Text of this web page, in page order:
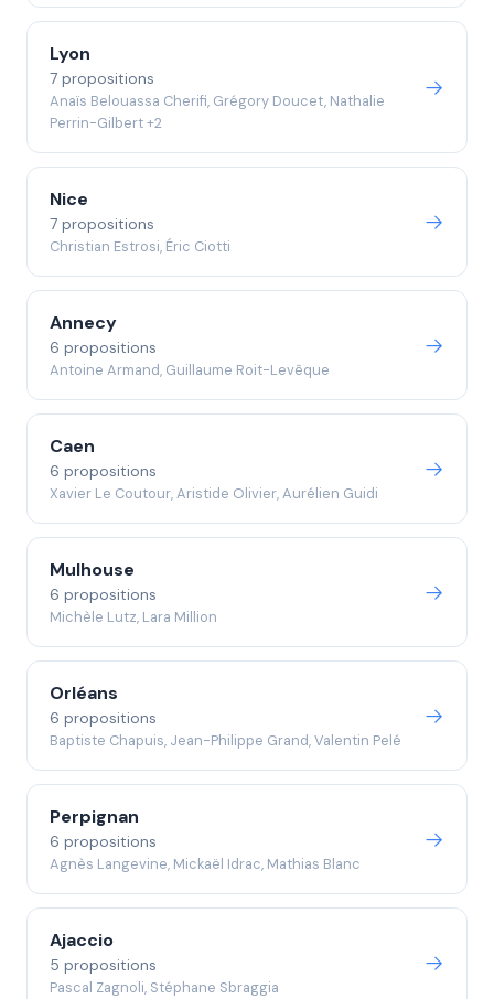
Lyon
7 propositions
Anaïs Belouassa Cherifi, Grégory Doucet, Nathalie
Perrin-Gilbert +2
Nice
7 propositions
Christian Estrosi, Éric Ciotti
Annecy
6 propositions
Antoine Armand, Guillaume Roit-Levêque
Caen
6 propositions
Xavier Le Coutour, Aristide Olivier, Aurélien Guidi
Mulhouse
6 propositions
Michèle Lutz, Lara Million
Orléans
6 propositions
Baptiste Chapuis, Jean-Philippe Grand, Valentin Pelé
Perpignan
6 propositions
Agnès Langevine, Mickaël Idrac, Mathias Blanc
Ajaccio
5 propositions
Pascal Zagnoli, Stéphane Sbraggia